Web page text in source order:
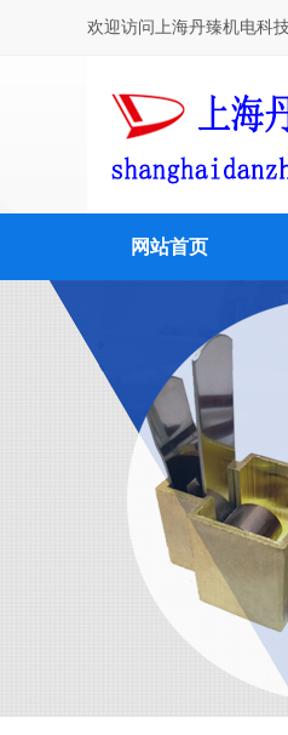
欢迎访问上海丹臻机电科
网站首页